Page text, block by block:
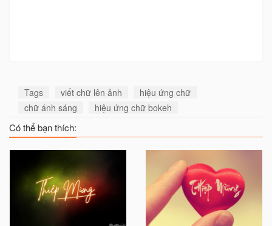
Tags viết chữ lên ảnh
hiệu ứng chữ
chữ ánh sáng
hiệu ứng chữ bokeh
Có thể bạn thích: